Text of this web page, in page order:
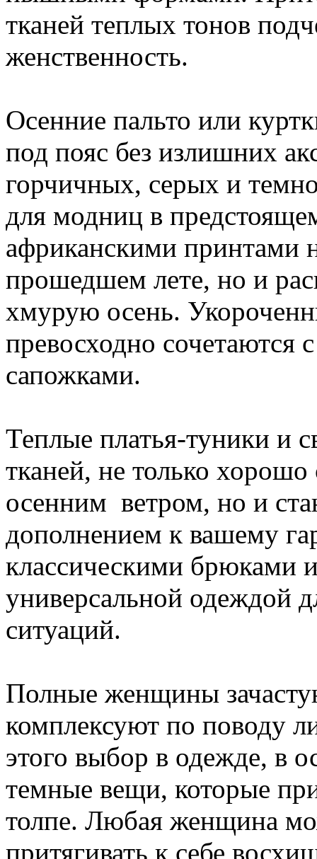
тканей теплых тонов
женственность.
Осенние пальто или
под пояс без излишних
горчичных, серых и
для модниц в
африканскими принтами
прошедшем лете, но и
хмурую осень.
превосходно сочетаются
сапожками.
Теплые платья-туники и
тканей, не только
осенним ветром, но и
дополнением к вашему
классическими брюками
универсальной одеждой
ситуаций.
Полные женщины
комплексуют по поводу
этого выбор в одежде, в
темные вещи, которые
толпе. Любая женщина
притягивать к себе